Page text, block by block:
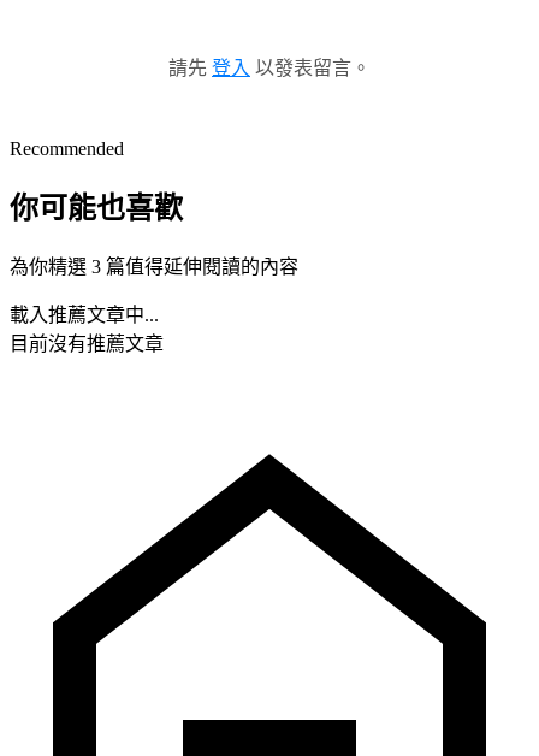
請先 登入 以發表留言。
Recommended
你可能也喜歡
為你精選 3 篇值得延伸閱讀的內容
載入推薦文章中...
目前沒有推薦文章